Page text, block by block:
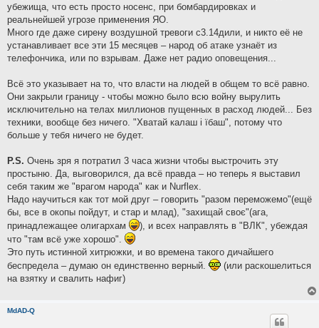
убежища, что есть просто носенс, при бомбардировках и
реальнейшей угрозе применения ЯО.
Много где даже сирену воздушной тревоги с3.14дили, и никто её не
устанавливает все эти 15 месяцев – народ об атаке узнаёт из
телефончика, или по взрывам. Даже нет радио оповещения...
Всё это указывает на то, что власти на людей в общем то всё равно.
Они закрыли границу - чтобы можно было всю войну вырулить
исключительно на телах миллионов пущенных в расход людей... Без
техники, вообще без ничего. "Хватай калаш i їбаш", потому что
больше у тебя ничего не будет.
P.S. Очень зря я потратил 3 часа жизни чтобы выстрочить эту
простыню. Да, выговорился, да всё правда – но теперь я выставил
себя таким же "врагом народа" как и Nurflex.
Надо научиться как тот мой друг – говорить "разом переможемо"(ещё
бы, все в окопы пойдут, и стар и млад), "захищай своє"(ага,
принадлежащее олигархам
), и всех направлять в "ВЛК", убеждая
что "там всё уже хорошо".
Это путь истинной хитрюжки, и во времена такого дичайшего
беспредела – думаю он единственно верный.
(или раскошелиться
на взятку и свалить нафиг)
MdAD-Q